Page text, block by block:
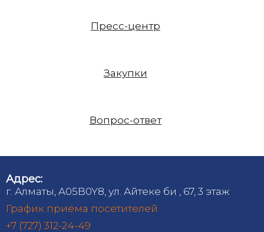
Пресс-центр
Закупки
Вопрос-ответ
Адрес:
г. Алматы, A05B0Y8, ул. Айтеке би , 67, 3 этаж
График приема посетителей
+7 (727) 312-24-49